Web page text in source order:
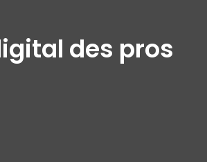
des pros